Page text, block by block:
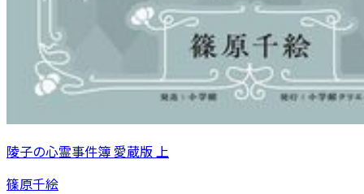
陵子の心霊事件簿 愛蔵版 上
篠原千絵